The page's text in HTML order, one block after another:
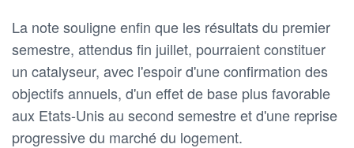
La note souligne enfin que les résultats du premier
semestre, attendus fin juillet, pourraient constituer
un catalyseur, avec l'espoir d'une confirmation des
objectifs annuels, d'un effet de base plus favorable
aux Etats-Unis au second semestre et d'une reprise
progressive du marché du logement.